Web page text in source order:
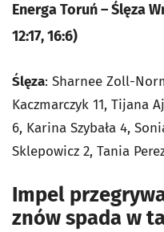
Energa Toruń – Ślęza
12:17, 16:6)
Ślęza: Sharnee Zoll-
Kaczmarczyk 11, Tijana
6, Karina Szybała 4,
Sklepowicz 2, Tania
Impel
znów spada w